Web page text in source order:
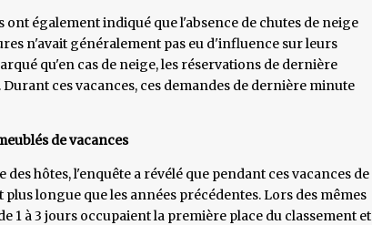
également indiqué que l'absence de chutes de neige
n'avait généralement pas eu d'influence sur leurs
qu'en cas de neige, les réservations de dernière
ces vacances, ces demandes de dernière minute
de vacances
hôtes, l'enquête a révélé que pendant ces vacances de
longue que les années précédentes. Lors des mêmes
1 à 3 jours occupaient la première place du classement et